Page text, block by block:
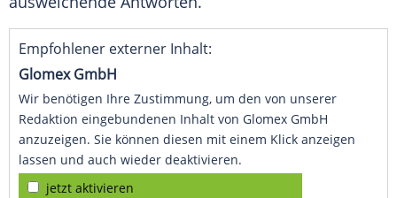
Empfohlener externer Inhalt:
Glomex GmbH
Wir benötigen Ihre Zustimmung, um den von unserer
Redaktion eingebundenen Inhalt von Glomex GmbH
anzuzeigen. Sie können diesen mit einem Klick anzeigen
lassen und auch wieder deaktivieren.
jetzt aktivieren